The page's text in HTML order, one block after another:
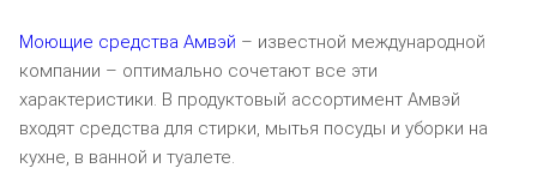
Моющие средства Амвэй – известной международной
компании – оптимально сочетают все эти
характеристики. В продуктовый ассортимент Амвэй
входят средства для стирки, мытья посуды и уборки на
кухне, в ванной и туалете.